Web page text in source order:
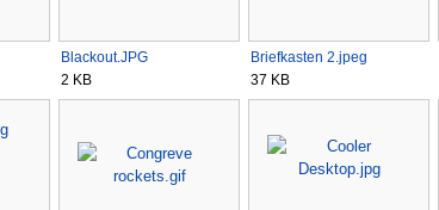
Blackout.JPG
2 KB
Briefkasten 2.jpeg
37 KB